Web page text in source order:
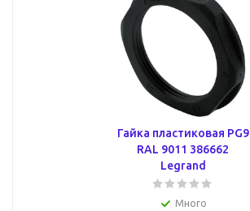
Гайка пластиковая PG9
RAL 9011 386662
Legrand
Много